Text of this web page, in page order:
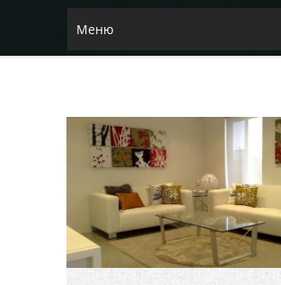
Меню